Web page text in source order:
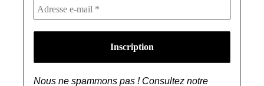
Nous ne spammons pas ! Consultez notre